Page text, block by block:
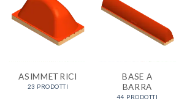
ASIMMETRICI
23 PRODOTTI
BASE A
BARRA
44 PRODOTTI